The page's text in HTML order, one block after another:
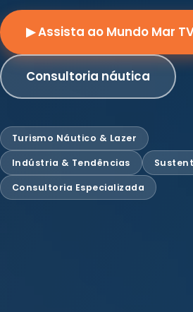
▶ Assista ao Mundo Mar
Consultoria náutica
Turismo Náutico & Lazer
Indústria & Tendências
Consultoria Especializada